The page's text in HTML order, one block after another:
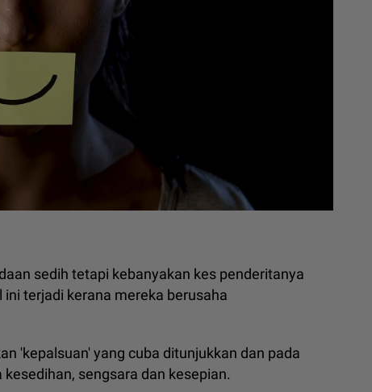
sedih tetapi kebanyakan kes penderitanya
terjadi kerana mereka berusaha
'kepalsuan' yang cuba ditunjukkan dan pada
sengsara dan kesepian.